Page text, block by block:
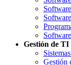
Gestión de TI
Gestión